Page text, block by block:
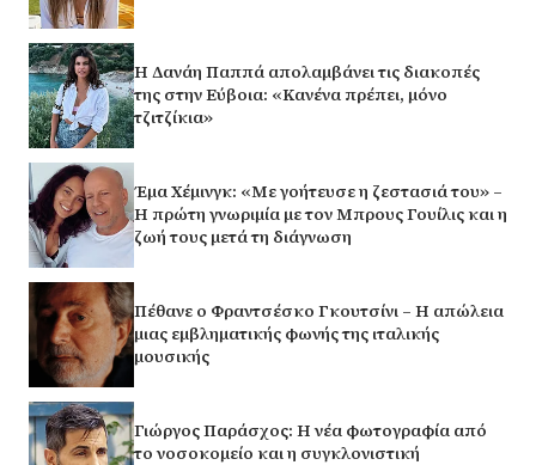
Η Δανάη Παππά απολαμβάνει τις διακοπές
της στην Εύβοια: «Κανένα πρέπει, μόνο
τζιτζίκια»
Έμα Χέμινγκ: «Με γοήτευσε η ζεστασιά του» –
Η πρώτη γνωριμία με τον Μπρους Γουίλις και η
ζωή τους μετά τη διάγνωση
Πέθανε ο Φραντσέσκο Γκουτσίνι – Η απώλεια
μιας εμβληματικής φωνής της ιταλικής
μουσικής
Γιώργος Παράσχος: Η νέα φωτογραφία από
το νοσοκομείο και η συγκλονιστική